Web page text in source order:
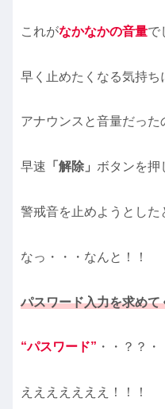
これがなかなかの音量で
早く止めたくなる気持ち
アナウンスと音量だった
早速 「解除」 ボタンを押
警戒音を止めようとした
なっ・・・なんと！！
パスワード入力を求め
“パスワード” ・・？？
えええええええ！！！